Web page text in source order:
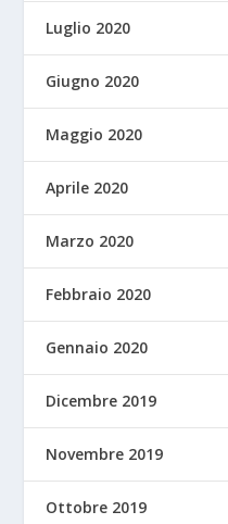
Luglio 2020
Giugno 2020
Maggio 2020
Aprile 2020
Marzo 2020
Febbraio 2020
Gennaio 2020
Dicembre 2019
Novembre 2019
Ottobre 2019